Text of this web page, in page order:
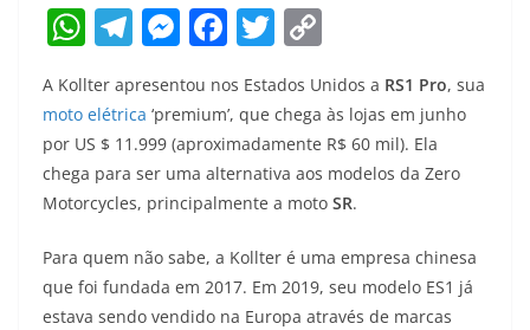
W
h
at
s
A
p
p
T
e
gr
a
m
M
ss
e
n
g
er
F
c
e
b
o
o
k
T
w
itt
er
o
p
y
Li
n
k
A Kollter apresentou nos Estados Unidos a RS1 Pro, sua
moto elétrica ‘premium’, que chega às lojas em junho
por US $ 11.999 (aproximadamente R$ 60 mil). Ela
chega para ser uma alternativa aos modelos da Zero
Motorcycles, principalmente a moto SR.
Para quem não sabe, a Kollter é uma empresa chinesa
que foi fundada em 2017. Em 2019, seu modelo ES1 já
estava sendo vendido na Europa através de marcas